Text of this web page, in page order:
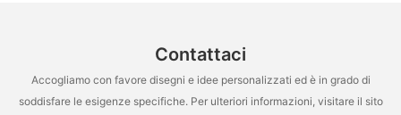
Contattaci
Accogliamo con favore disegni e idee personalizzati ed è in grado di
soddisfare le esigenze specifiche. Per ulteriori informazioni, visitare il sito